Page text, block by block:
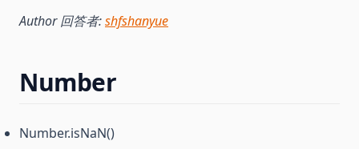
Author 回答者:shfshanyue
Number
Number.isNaN()